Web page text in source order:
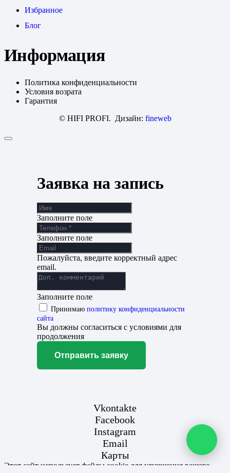
Избранное
Блог
Информация
Политика конфиденциальности
Условия возрата
Гарантия
© HIFI PROFI. Дизайн: fineweb
Заявка на запись
Заполните поле
Заполните поле
Пожалуйста, введите корректный адрес
email.
Заполните поле
Принимаю политику конфиденциальности
сайта
Вы должны согласиться с условиями для
продолжения
Отправить заявку
Vkontakte
Facebook
Instagram
Email
Карты
Этот сайт использует файлы cookie для улучшения вашего